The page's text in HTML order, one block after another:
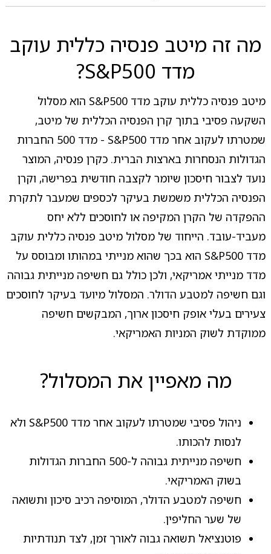
מה זה מיטב פנסיה כללית עוקב
מדד S&P500?
מיטב פנסיה כללית עוקב מדד S&P500 הוא מסלול
השקעה פסיבי בתוך קרן הפנסיה הכללית של מיטב,
שמטרתו לעקוב אחר מדד S&P500 - מדד 500 החברות
הגדולות הנסחרות בארצות הברית. כקרן פנסיה, המוצר
נועד לצבור חיסכון שיומר לקצבה חודשית בפרישה, וקרן
הפנסיה הכללית משמשת בעיקר לכספים שמעבר לתקרת
ההפקדה של הקרן המקיפה או לחוסכים ללא יחס
מעביד-עובד. הייחוד של מסלול מיטב פנסיה כללית עוקב
מדד S&P500 הוא בכך שהוא מנייתי במהותו ומבוסס על
מדד מנייתי אמריקאי, ולכן כולל גם חשיפה מנייתית גבוהה
וגם חשיפה למטבע הדולר. המסלול מיועד בעיקר לחוסכים
צעירים בעלי אופק חיסכון ארוך, המבקשים חשיפה
ממוקדת לשוק המניות האמריקאי.
מה מאפיין את המסלול?
ניהול פסיבי שמטרתו לעקוב אחר מדד S&P500 ולא
לנסות להכותו.
חשיפה מנייתית גבוהה ל-500 החברות הגדולות
בשוק האמריקאי.
חשיפה למטבע הדולר, המוסיפה רכיב סיכון ותשואה
של שער החליפין.
פוטנציאל תשואה גבוה לאורך זמן, לצד תנודתיות